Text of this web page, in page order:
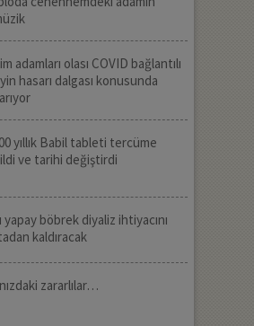
adamları olası COVID bağlantılı
hasarı dalgası konusunda
yıllık Babil tableti tercüme
ve tarihi değiştirdi
yapay böbrek diyaliz ihtiyacını
kaldıracak
zararlılar…